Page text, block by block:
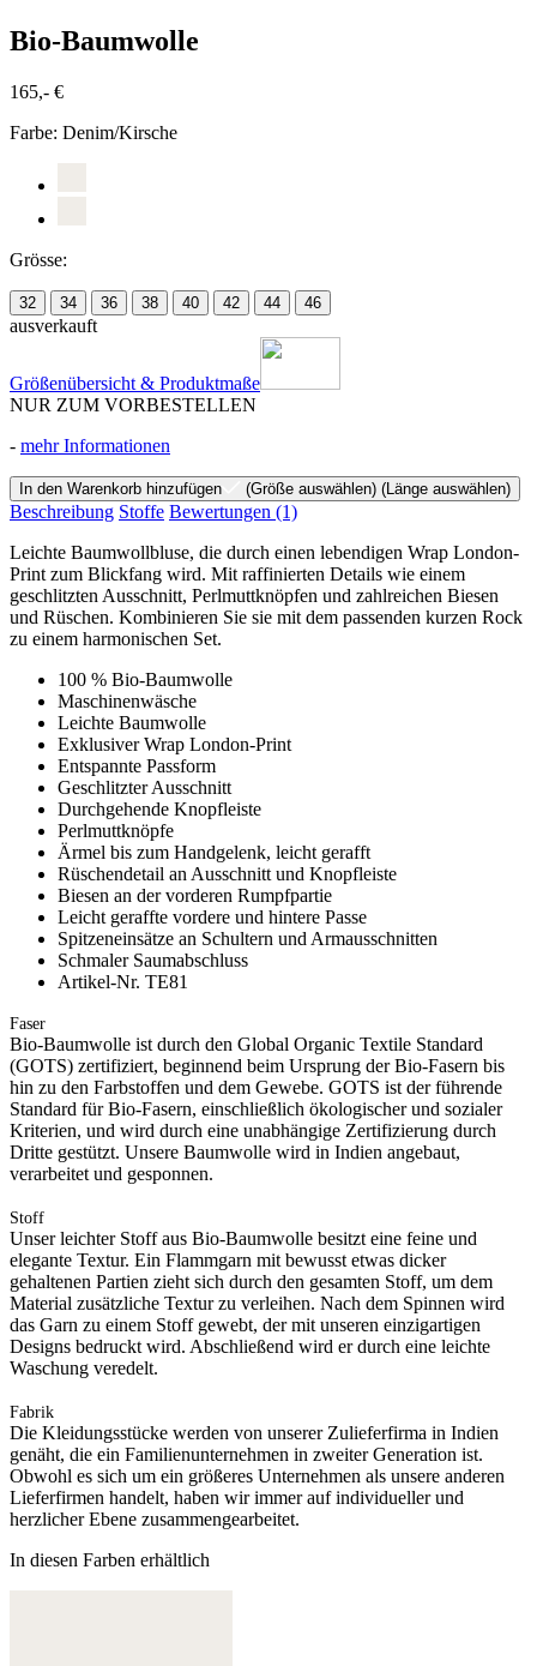
Bio-Baumwolle
165,- €
Farbe: Denim/Kirsche
Grösse:
32 34 36 38 40 42 44 46
ausverkauft
Größenübersicht & Produktmaße
NUR ZUM VORBESTELLEN
- mehr Informationen
In den Warenkorb hinzufügen (Größe auswählen) (Länge auswählen)
Beschreibung Stoffe Bewertungen (1)
Leichte Baumwollbluse, die durch einen lebendigen Wrap London-
Print zum Blickfang wird. Mit raffinierten Details wie einem
geschlitzten Ausschnitt, Perlmuttknöpfen und zahlreichen Biesen
und Rüschen. Kombinieren Sie sie mit dem passenden kurzen Rock
zu einem harmonischen Set.
100 % Bio-Baumwolle
Maschinenwäsche
Leichte Baumwolle
Exklusiver Wrap London-Print
Entspannte Passform
Geschlitzter Ausschnitt
Durchgehende Knopfleiste
Perlmuttknöpfe
Ärmel bis zum Handgelenk, leicht gerafft
Rüschendetail an Ausschnitt und Knopfleiste
Biesen an der vorderen Rumpfpartie
Leicht geraffte vordere und hintere Passe
Spitzeneinsätze an Schultern und Armausschnitten
Schmaler Saumabschluss
Artikel-Nr. TE81
Faser
Bio-Baumwolle ist durch den Global Organic Textile Standard
(GOTS) zertifiziert, beginnend beim Ursprung der Bio-Fasern bis
hin zu den Farbstoffen und dem Gewebe. GOTS ist der führende
Standard für Bio-Fasern, einschließlich ökologischer und sozialer
Kriterien, und wird durch eine unabhängige Zertifizierung durch
Dritte gestützt. Unsere Baumwolle wird in Indien angebaut,
verarbeitet und gesponnen.
Stoff
Unser leichter Stoff aus Bio-Baumwolle besitzt eine feine und
elegante Textur. Ein Flammgarn mit bewusst etwas dicker
gehaltenen Partien zieht sich durch den gesamten Stoff, um dem
Material zusätzliche Textur zu verleihen. Nach dem Spinnen wird
das Garn zu einem Stoff gewebt, der mit unseren einzigartigen
Designs bedruckt wird. Abschließend wird er durch eine leichte
Waschung veredelt.
Fabrik
Die Kleidungsstücke werden von unserer Zulieferfirma in Indien
genäht, die ein Familienunternehmen in zweiter Generation ist.
Obwohl es sich um ein größeres Unternehmen als unsere anderen
Lieferfirmen handelt, haben wir immer auf individueller und
herzlicher Ebene zusammengearbeitet.
In diesen Farben erhältlich